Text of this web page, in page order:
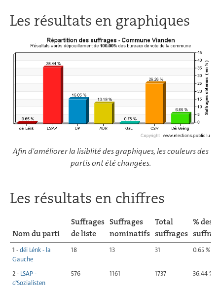
Les résultats en graphiques
Afin d'améliorer la lisiblité des graphiques, les couleurs des
partis ont été changées.
Les résultats en chiffres
Nom du parti
Suffrages
de liste
Suffrages
nominatifs
Total
suffrages
% des
1 -déi Lénk - la
Gauche
18 13 31 0.65 %
2 - LSAP -
d'Sozialisten
576 1161 1737 36.44 %